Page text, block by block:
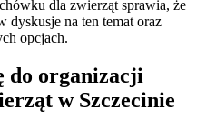
dla zwierząt sprawia, że
dyskusje na ten temat oraz
opcjach.
do organizacji
w Szczecinie